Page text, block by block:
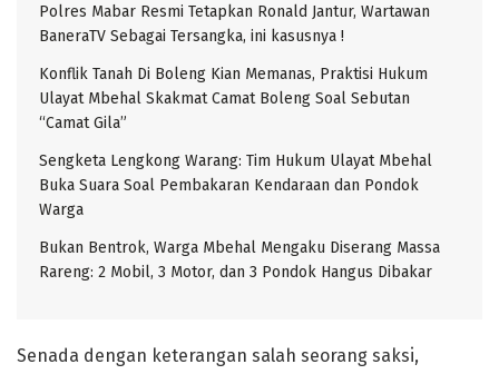
Polres Mabar Resmi Tetapkan Ronald Jantur, Wartawan
BaneraTV Sebagai Tersangka, ini kasusnya !
Konflik Tanah Di Boleng Kian Memanas, Praktisi Hukum
Ulayat Mbehal Skakmat Camat Boleng Soal Sebutan
“Camat Gila”
Sengketa Lengkong Warang: Tim Hukum Ulayat Mbehal
Buka Suara Soal Pembakaran Kendaraan dan Pondok
Warga
Bukan Bentrok, Warga Mbehal Mengaku Diserang Massa
Rareng: 2 Mobil, 3 Motor, dan 3 Pondok Hangus Dibakar
Senada dengan keterangan salah seorang saksi,